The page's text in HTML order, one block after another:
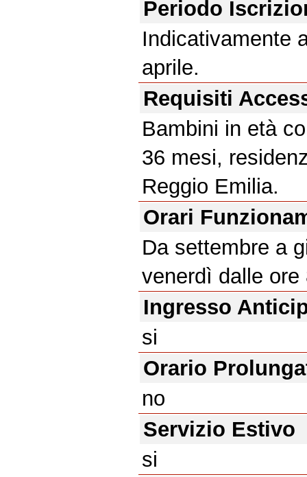
Periodo
Indicativamente
aprile.
Requisiti
Bambini in età
36 mesi,
Reggio Emilia.
Orari
Da settembre a
venerdì dalle
Ingresso
si
Orario
no
Servizio Estivo
si